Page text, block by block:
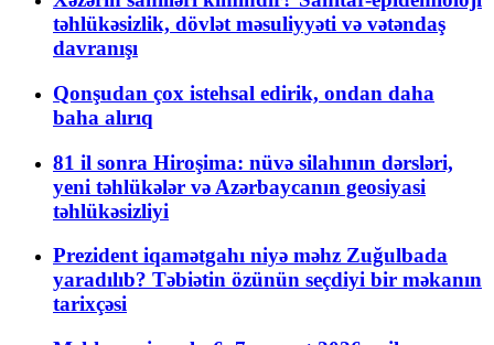
təhlükəsizlik, dövlət məsuliyyəti və vətəndaş
davranışı
Qonşudan çox istehsal edirik, ondan daha
baha alırıq
81 il sonra Hiroşima: nüvə silahının dərsləri,
yeni təhlükələr və Azərbaycanın geosiyasi
təhlükəsizliyi
Prezident iqamətgahı niyə məhz Zuğulbada
yaradılıb? Təbiətin özünün seçdiyi bir məkanın
tarixçəsi